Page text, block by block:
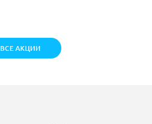
ВСЕ АКЦИИ